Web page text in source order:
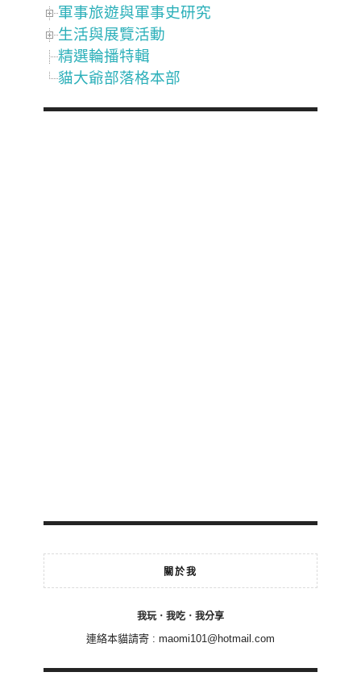
軍事旅遊與軍事史研究
生活與展覽活動
精選輪播特輯
貓大爺部落格本部
關於我
我玩．我吃．我分享
連絡本貓請寄 : maomi101@hotmail.com